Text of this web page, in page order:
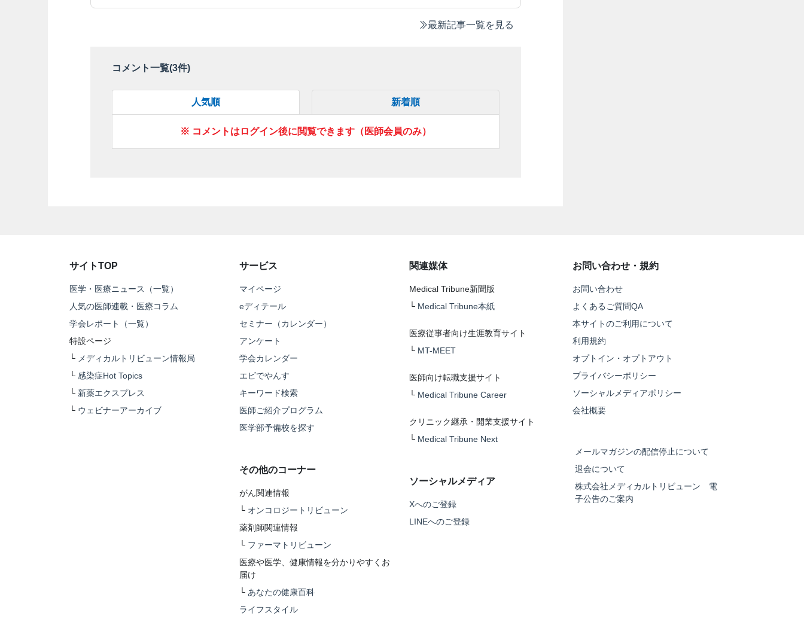
最新記事一覧を見る
コメント一覧(3件)
人気順 新着順
※ コメントはログイン後に閲覧できます（医師会員のみ）
サイトTOP
医学・医療ニュース（一覧）
人気の医師連載・医療コラム
学会レポート（一覧）
特設ページ
└ メディカルトリビューン情報局
└ 感染症Hot Topics
└ 新薬エクスプレス
└ ウェビナーアーカイブ
サービス
マイページ
eディテール
セミナー（カレンダー）
アンケート
学会カレンダー
エビでやんす
キーワード検索
医師ご紹介プログラム
医学部予備校を探す
その他のコーナー
がん関連情報
└ オンコロジートリビューン
薬剤師関連情報
└ ファーマトリビューン
医療や医学、健康情報を分かりやすくお
届け
└ あなたの健康百科
ライフスタイル
関連媒体
Medical Tribune新聞版
└ Medical Tribune本紙
医療従事者向け生涯教育サイト
└ MT-MEET
医師向け転職支援サイト
└ Medical Tribune Career
クリニック継承・開業支援サイト
└ Medical Tribune Next
ソーシャルメディア
Xへのご登録
LINEへのご登録
お問い合わせ・規約
お問い合わせ
よくあるご質問QA
本サイトのご利用について
利用規約
オプトイン・オプトアウト
プライバシーポリシー
ソーシャルメディアポリシー
会社概要
メールマガジンの配信停止について
退会について
株式会社メディカルトリビューン 電
子公告のご案内